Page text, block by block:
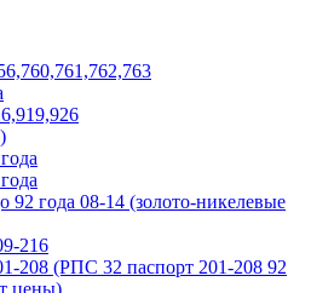
92 года 08-14 (золото-никелевые
216
208 (РПС 32 паспорт 201-208 92